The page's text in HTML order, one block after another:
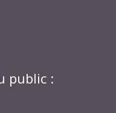
public :